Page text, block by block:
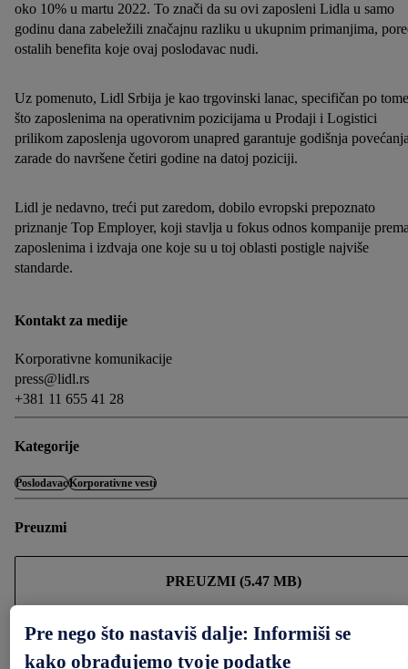
oko 10% u martu 2022. To znači da su ovi zaposleni Lidla u samo
godinu dana zabeležili značajnu razliku u ukupnim primanjima,
ostalih benefita koje ovaj poslodavac nudi.
Uz pomenuto, Lidl Srbija je kao trgovinski lanac, specifičan po tome
što zaposlenima na operativnim pozicijama u Prodaji i Logistici
prilikom zaposlenja ugovorom unapred garantuje godišnja
zarade do navršene četiri godine na datoj poziciji.
Lidl je nedavno, treći put zaredom, dobilo evropski prepoznato
priznanje Top Employer, koji stavlja u fokus odnos kompanije
zaposlenima i izdvaja one koje su u toj oblasti postigle najviše
standarde.
Kontakt za medije
Korporativne komunikacije
press@lidl.rs
+381 11 655 41 28
Kategorije
PoslodavacKorporativne vesti
Preuzmi
PREUZMI (5.47 MB)
Podeli
Pre nego što nastaviš dalje: Informiši se
kako obrađujemo tvoje podatke